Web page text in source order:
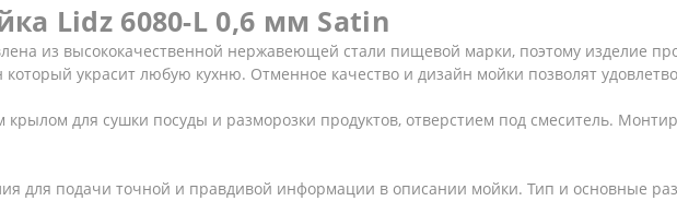
Lidz 6080-L 0,6 мм Satin
из высококачественной нержавеющей стали пищевой марки, поэтому изделие
украсит любую кухню. Отменное качество и дизайн мойки позволят
для сушки посуды и разморозки продуктов, отверстием под смеситель.
для подачи точной и правдивой информации в описании мойки. Тип и основные